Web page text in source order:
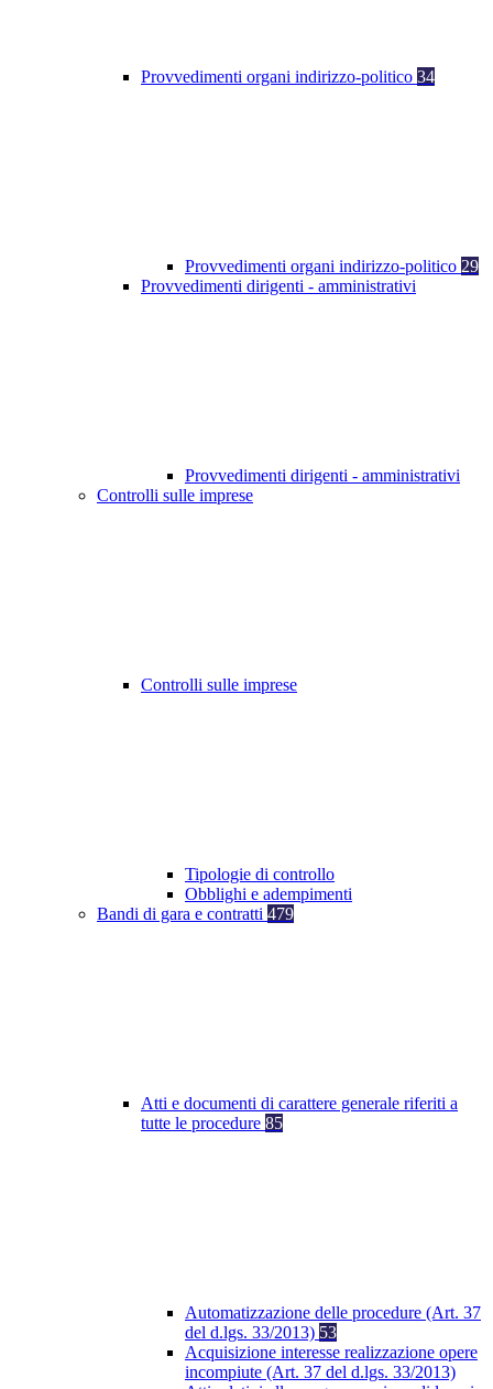
Provvedimenti organi indirizzo-politico 34
Provvedimenti organi indirizzo-politico 29
Provvedimenti dirigenti - amministrativi
Provvedimenti dirigenti - amministrativi
Controlli sulle imprese
Controlli sulle imprese
Tipologie di controllo
Obblighi e adempimenti
Bandi di gara e contratti 479
Atti e documenti di carattere generale riferiti a
tutte le procedure 85
Automatizzazione delle procedure (Art. 37
del d.lgs. 33/2013) 53
Acquisizione interesse realizzazione opere
incompiute (Art. 37 del d.lgs. 33/2013)